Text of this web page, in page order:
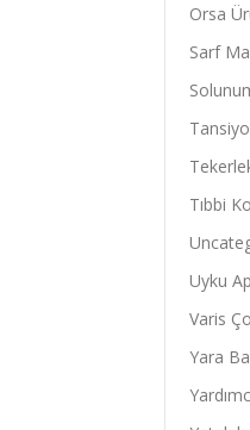
Orsa
Sarf
Tıbbi
Uyku
Varis
Yara